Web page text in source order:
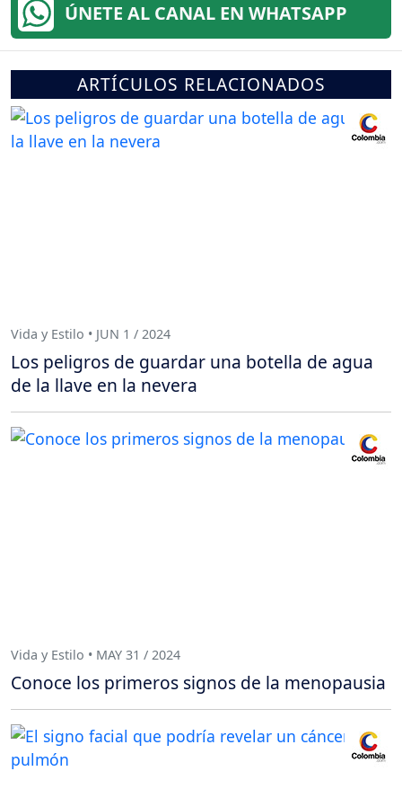
ÚNETE AL CANAL EN WHATSAPP
ARTÍCULOS RELACIONADOS
Vida y Estilo • JUN 1 / 2024
Los peligros de guardar una botella de agua
de la llave en la nevera
Vida y Estilo • MAY 31 / 2024
Conoce los primeros signos de la menopausia